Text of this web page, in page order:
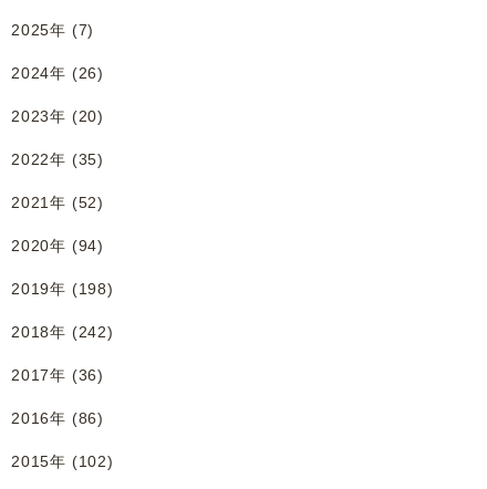
2025年 (7)
2024年 (26)
2023年 (20)
2022年 (35)
2021年 (52)
2020年 (94)
2019年 (198)
2018年 (242)
2017年 (36)
2016年 (86)
2015年 (102)